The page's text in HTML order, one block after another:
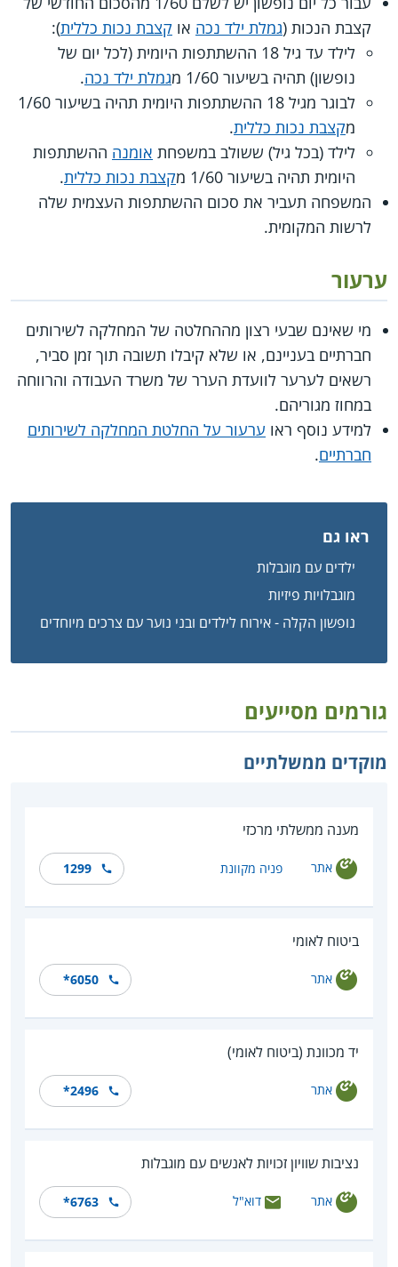
קצבת הנכות (גמלת ילד נכה או קצבת נכות כללית):
לילד עד גיל 18 ההשתתפות היומית (לכל יום של
נופשון) תהיה בשיעור 1/60 מ
גמלת ילד נכה.
לבוגר מגיל 18 ההשתתפות היומית תהיה בשיעור 1/60
מקצבת נכות כללית.
לילד (בכל גיל) ששולב במשפחת אומנה ההשתתפות
היומית תהיה בשיעור 1/60 מ
קצבת נכות כללית.
המשפחה תעביר את סכום ההשתתפות העצמית שלה
לרשות המקומית.
ערעור
מי שאינם שבעי רצון מההחלטה של המחלקה לשירותים
חברתיים בעניינם, או שלא קיבלו תשובה תוך זמן סביר,
רשאים לערער לוועדת הערר של משרד העבודה והרווחה
במחוז מגוריהם.
למידע נוסף ראו ערעור על החלטת המחלקה לשירותים
חברתיים.
ראו גם
ילדים עם מוגבלות
מוגבלויות פיזיות
נופשון הקלה - אירוח לילדים ובני נוער עם צרכים מיוחדים
גורמים מסייעים
מוקדים ממשלתיים
מענה ממשלתי מרכזי
אתר פניה מקוונת 1299
ביטוח לאומי
אתר *6050
יד מכוונת (ביטוח לאומי)
אתר *2496
נציבות שוויון זכויות לאנשים עם מוגבלות
אתר דוא"ל *6763